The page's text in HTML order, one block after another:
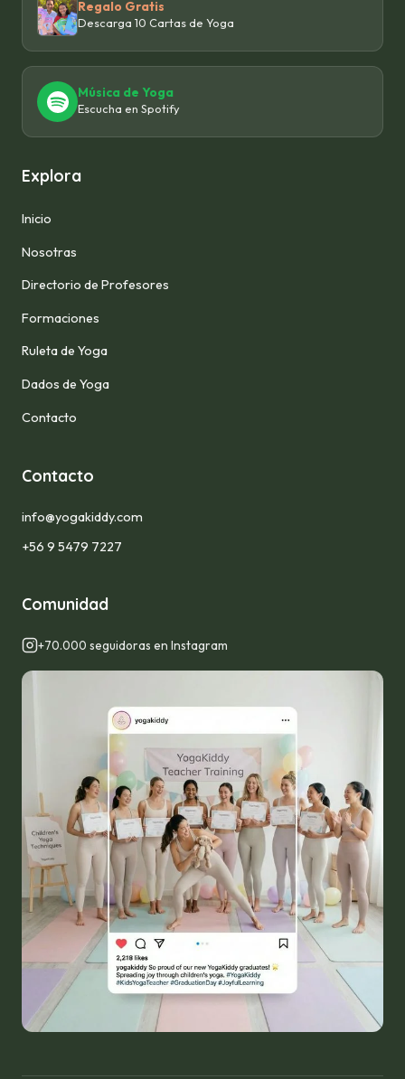
Regalo Gratis
Descarga 10 Cartas de Yoga
Música de Yoga
Escucha en Spotify
Explora
Inicio
Nosotras
Directorio de Profesores
Formaciones
Ruleta de Yoga
Dados de Yoga
Contacto
Contacto
info@yogakiddy.com
+56 9 5479 7227
Comunidad
+70.000 seguidoras en Instagram